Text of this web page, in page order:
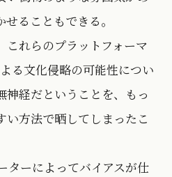
ることもできる。
れらのプラットフォーマ
る文化侵略の可能性につい
神経だということを、もっ
い方法で晒してしまったこ
ーによってバイアスが仕